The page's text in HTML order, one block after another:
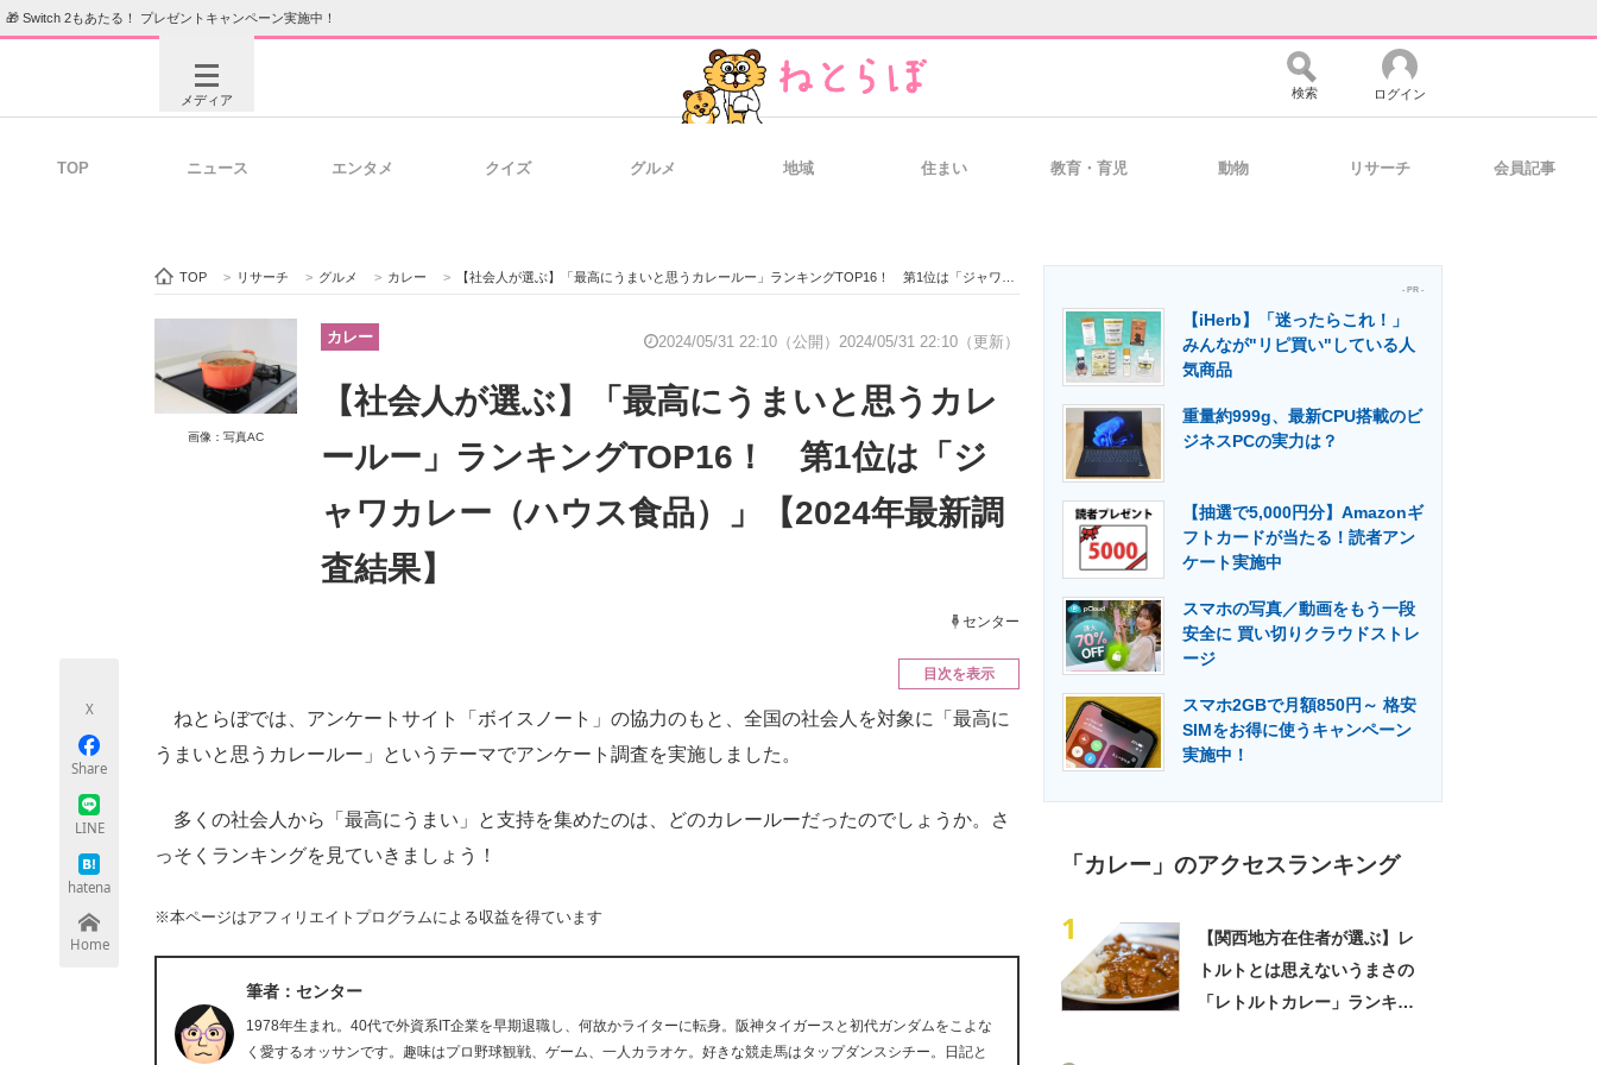
🎁 Switch 2もあたる！ プレゼントキャンペーン実施中！
メディア
ビジネスと働き方のヒント 経営リーダーのコミュニティ マーケ×ITの今がよく分かる
ITエンジニア向け専門サイト 製造業のIT導入・活用を支援
モノづくり技術者専門サイト エネルギーの専門メディア 建設×テクノロジーの最前線
検索 ログイン
TOP ニュース エンタメ クイズ グルメ 地域 住まい 教育・育児 動物 リサーチ 会員記事
TOP > リサーチ > グルメ > カレー > 【社会人が選ぶ】「最高にうまいと思うカレールー」ランキングTOP16！ 第1位は「ジャワカレー（ハウス食品）」【2024年最新調査結果】
画像：写真AC
カレー 2024/05/31 22:10（公開） 2024/05/31 22:10（更新）
【社会人が選ぶ】「最高にうまいと思うカレ
ールー」ランキングTOP16！ 第1位は「ジ
ャワカレー（ハウス食品）」【2024年最新調
査結果】
センター
X
Share
LINE
hatena
Home
目次を表示
ねとらぼでは、アンケートサイト「ボイスノート」の協力のもと、全国の社会人を対象に「最高に
うまいと思うカレールー」というテーマでアンケート調査を実施しました。
多くの社会人から「最高にうまい」と支持を集めたのは、どのカレールーだったのでしょうか。さ
っそくランキングを見ていきましょう！
※本ページはアフィリエイトプログラムによる収益を得ています
筆者：センター
1978年生まれ。40代で外資系IT企業を早期退職し、何故かライターに転身。阪神タイガースと初代ガンダムをこよな
く愛するオッサンです。趣味はプロ野球観戦、ゲーム、一人カラオケ。好きな競走馬はタップダンスシチー。日記と
- PR -
【iHerb】「迷ったらこれ！」
みんなが"リピ買い"している人
気商品
重量約999g、最新CPU搭載のビ
ジネスPCの実力は？
【抽選で5,000円分】Amazonギ
フトカードが当たる！読者アン
ケート実施中
スマホの写真／動画をもう一段
安全に 買い切りクラウドストレ
ージ
スマホ2GBで月額850円～ 格安
SIMをお得に使うキャンペーン
実施中！
「カレー」のアクセスランキング
1
【関西地方在住者が選ぶ】レ
トルトとは思えないうまさの
「レトルトカレー」ランキン